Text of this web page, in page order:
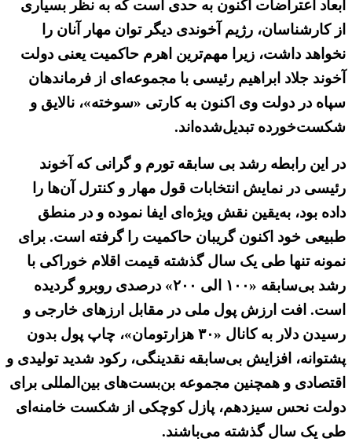
ابعاد اعتراضات اکنون به حدی است که به نظر بسیاری
از کارشناسان، رژیم آخوندی دیگر توان مهار آنان را
نخواهد داشت، زیرا مهم‌ترین اهرم حاکمیت یعنی دولت
آخوند جلاد ابراهیم رئیسی با مجموعه‌ای از فرماندهان
سپاه در دولت وی اکنون به کارتی «سوخته»، نالایق و
شکست‌خورده تبدیل‌شده‌اند.
در این رابطه رشد بی سابقه تورم و گرانی که آخوند
رئیسی در نمایش انتخابات قول مهار و کنترل آن‌ها را
داده بود، به‌یقین نقش ویژه‌ای ایفا نموده و در منطق
طبیعی خود اکنون گریبان حاکمیت را گرفته است. برای
نمونه تنها طی یک سال گذشته قیمت اقلام خوراکی با
رشد بی‌سابقه «۱۰۰ الی ۲۰۰» درصدی روبرو گردیده
است. افت ارزش پول ملی در مقابل ارزهای خارجی و
رسیدن دلار به کانال «۳۰ هزارتومان»، چاپ پول بدون
پشتوانه، افزایش بی‌سابقه نقدینگی، رکود شدید تولیدی و
اقتصادی و همچنین مجموعه بن‌بست‌های بین‌المللی برای
دولت نحس سیزدهم، پازل کوچکی از شکست خامنه‌ای
طی یک سال گذشته می‌باشند.